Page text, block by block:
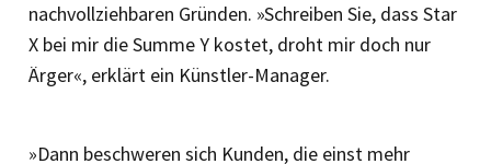
nachvollziehbaren Gründen. »Schreiben Sie, dass Star
X bei mir die Summe Y kostet, droht mir doch nur
Ärger«, erklärt ein Künstler-Manager.
»Dann beschweren sich Kunden, die einst mehr